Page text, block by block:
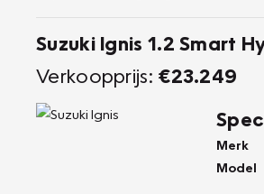
Suzuki Ignis 1.2 Smart
Verkoopprijs: €23.249
Merk
Model